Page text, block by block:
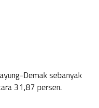
Demak sebanyak
31,87 persen.